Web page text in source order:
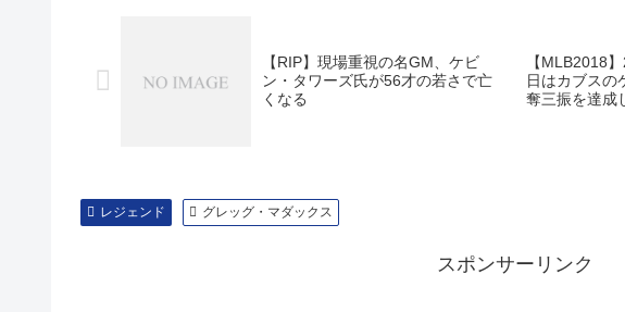
【RIP】現場重視の名GM、ケビ
ン・タワーズ氏が56才の若さで亡
くなる
【MLB2018
日はカブスの
奪三振を達成
レジェンド グレッグ・マダックス
スポンサーリンク